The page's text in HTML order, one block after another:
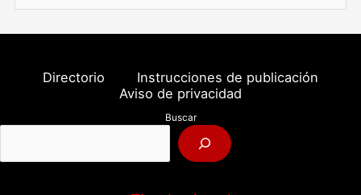
u
s
o
:
Directorio
Instrucciones de publicación
Aviso de privacidad
Buscar